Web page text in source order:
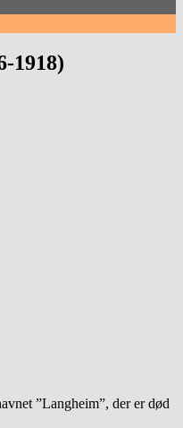
1918)
”Langheim”, der er død